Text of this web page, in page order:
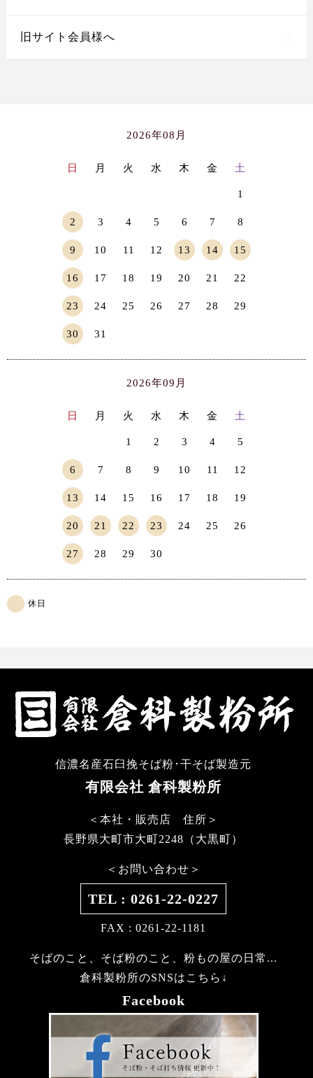
旧サイト会員様へ
2026年08月
日 月 火 水 木 金 土
1
2 3 4 5 6 7 8
9 10 11 12 13 14 15
16 17 18 19 20 21 22
23 24 25 26 27 28 29
30 31
2026年09月
日 月 火 水 木 金 土
1 2 3 4 5
6 7 8 9 10 11 12
13 14 15 16 17 18 19
20 21 22 23 24 25 26
27 28 29 30
休日
信濃名産石臼挽そば粉･干そば製造元
有限会社 倉科製粉所
＜本社・販売店 住所＞
長野県大町市大町2248（大黒町）
＜お問い合わせ＞
TEL : 0261-22-0227
FAX : 0261-22-1181
そばのこと、そば粉のこと、粉もの屋の日常...
倉科製粉所のSNSはこちら↓
Facebook